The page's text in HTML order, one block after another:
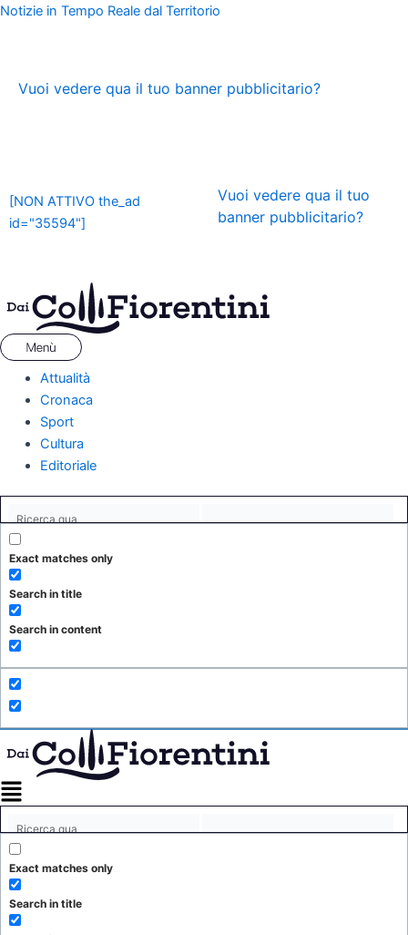
Vai
Notizie in Tempo Reale dal Territorio
Vuoi vedere qua il tuo banner pubblicitario?
[NON ATTIVO the_ad
id="35594"]
Vuoi vedere qua il tuo
banner pubblicitario?
Menu
Attualità
Cronaca
Sport
Cultura
Editoriale
Exact matches only
Search in title
Search in content
Exact matches only
Search in title
Navigazione